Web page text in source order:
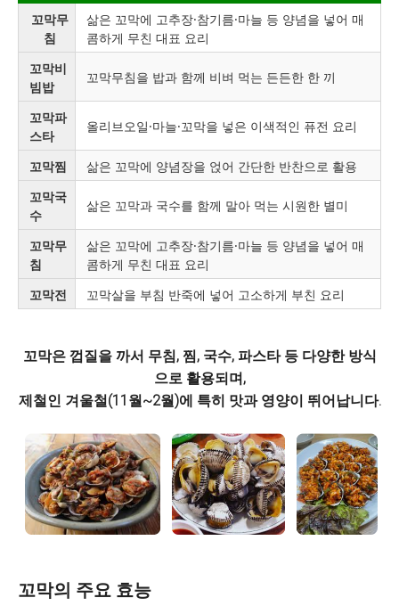
꼬막무
침
삶은 꼬막에 고추장·참기름·마늘 등 양념을 넣어 매
콤하게 무친 대표 요리
꼬막비
빔밥
꼬막무침을 밥과 함께 비벼 먹는 든든한 한 끼
꼬막파
스타
올리브오일·마늘·꼬막을 넣은 이색적인 퓨전 요리
꼬막찜
삶은 꼬막에 양념장을 얹어 간단한 반찬으로 활용
꼬막국
수
삶은 꼬막과 국수를 함께 말아 먹는 시원한 별미
꼬막무
침
삶은 꼬막에 고추장·참기름·마늘 등 양념을 넣어 매
콤하게 무친 대표 요리
꼬막전
꼬막살을 부침 반죽에 넣어 고소하게 부친 요리
꼬막은 껍질을 까서 무침, 찜, 국수, 파스타 등 다양한 방식
으로 활용되며,
제철인 겨울철(11월~2월)에 특히 맛과 영양이 뛰어납니다.
꼬막의 주요 효능